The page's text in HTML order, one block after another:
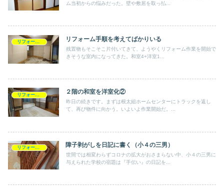
ム当初からの悩みだった。壁や敷居を取っ払...
リフォーム手順を考えてばかりいる
残置物もそこそこ片付いてきて、ようやくリフォーム作業を開始で
きそうな室内になってきた。和室4+洋室1...
２階の和室を洋室化②
昨日の続きです。まずは根太組ホームセンターにトラックを返し
て、再び物件に向かう。いよいよ作業開始だ。...
リフォーム・DIY 障子剥がしを日記に書く（小４の三男）
世間では相変わらずコロナの拡大がおさまらない中、小４の三男に
与えられた学校の宿題は『手伝い』の日記を...